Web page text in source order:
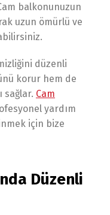
balkonunuzun
uzun ömürlü ve
düzenli
korur hem de
sağlar. Cam
yardım
için bize
Düzenli